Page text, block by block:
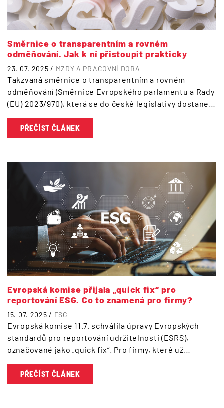
Směrnice o transparentním a rovném
odměňování. Jak k ní přistoupit prakticky
23. 07. 2025 / MZDY A PRACOVNÍ DOBA
Takzvaná směrnice o transparentním a rovném
odměňování (Směrnice Evropského parlamentu a Rady
(EU) 2023/970), která se do české legislativy dostane…
PŘEČÍST ČLÁNEK
Evropská komise přijala „quick fix“ pro
reportování ESG. Co to znamená pro firmy?
15. 07. 2025 / ESG
Evropská komise 11.7. schválila úpravy Evropských
standardů pro reportování udržitelnosti (ESRS),
označované jako „quick fix“. Pro firmy, které už…
PŘEČÍST ČLÁNEK